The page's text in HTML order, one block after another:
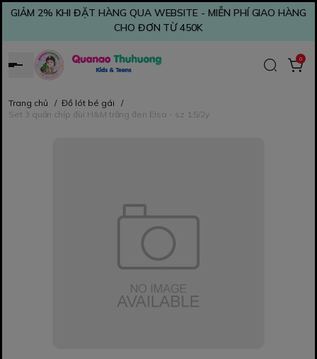
GIẢM 2% KHI ĐẶT HÀNG QUA WEBSITE - MIỄN PHÍ GIAO HÀNG
CHO ĐƠN TỪ 450K
0
Trang chủ / Đồ lót bé gái
/
Set 3 quần chíp đùi H&M trắng đen Elsa - sz 1.5/2y